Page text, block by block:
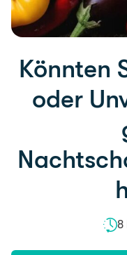
Könnten
oder
8